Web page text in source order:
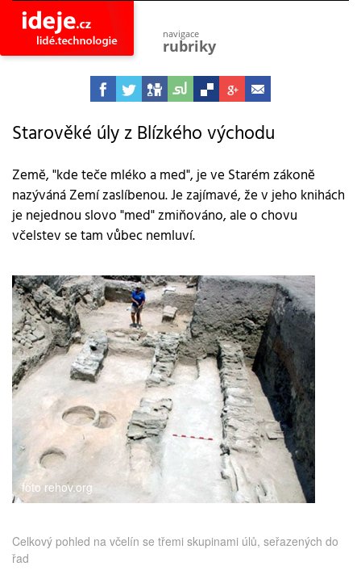
navigace
rubriky
astro
vesmír
projekty
společnost
objevy
vynálezy
planeta
pokrok
technologie
tajemství
firmy
zdraví
medicína
Starověké úly z Blízkého východu
Země, "kde teče mléko a med", je ve Starém zákoně
nazýváná Zemí zaslíbenou. Je zajímavé, že v jeho knihách
je nejednou slovo "med" zmiňováno, ale o chovu
včelstev se tam vůbec nemluví.
foto rehov.org
Celkový pohled na včelín se třemi skupinami úlů, seřazených do
řad